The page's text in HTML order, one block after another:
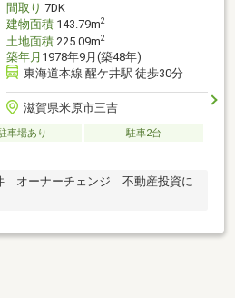
間取り 7DK
建物面積143.79m2
土地面積225.09m2
築年月 1978年9月(築48年)
東海道本線 醒ケ井駅 徒歩30分
滋賀県米原市三吉
車場あり
駐車2台
オーナーチェンジ 不動産投資に